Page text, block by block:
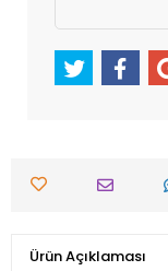
Ürün Açıklaması